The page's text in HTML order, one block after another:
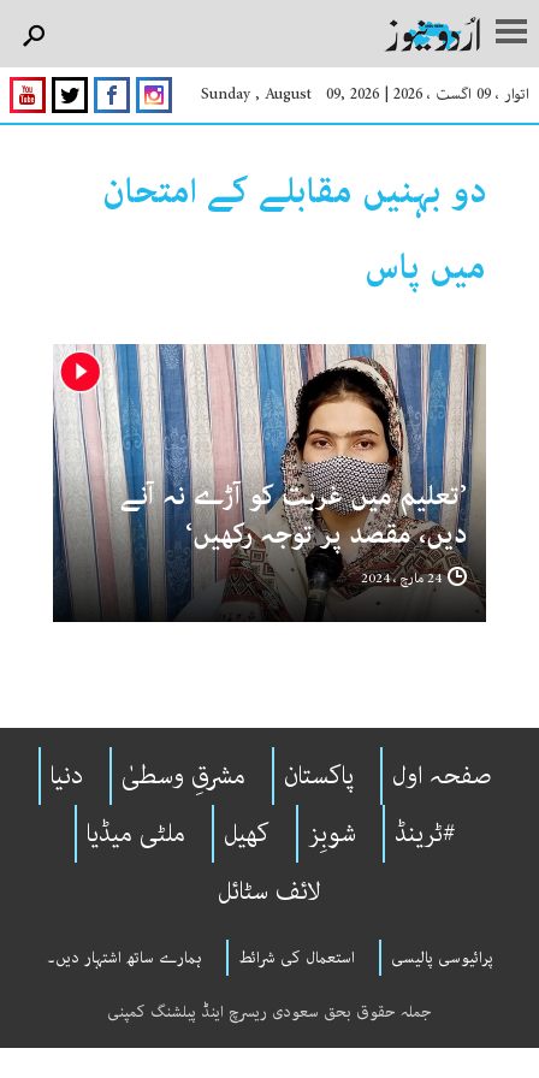
اتوار ، 09 اگست ، 2026 |
Sunday , August 09, 2026
دو بہنیں مقابلے کے امتحان
میں پاس
’تعلیم میں غربت کو آڑے نہ آنے
دیں، مقصد پر توجہ رکھیں‘
24 مارچ ، 2024
صفحہ اول پاکستان مشرقِ وسطیٰ
دنیا
#ٹرینڈ
شوبِز کھیل
ملٹی میڈیا
لائف سٹائل
پرائیوسی پالیسی استعمال کی شرائط ہمارے ساتھ اشتہار دیں۔
جملہ حقوق بحق سعودی ریسرچ اینڈ پبلشنگ کمپنی